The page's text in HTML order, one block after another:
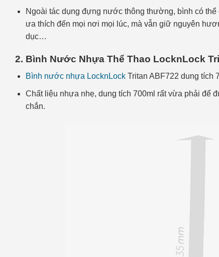
Ngoài tác dụng đựng nước thông thường, bình có
ưa thích đến mọi nơi mọi lúc, mà vẫn giữ nguyên
dục…
2. Bình Nước Nhựa Thể Thao LocknLock
Bình nước nhựa LocknLockTritan ABF722 dung tích
Chất liệu nhựa nhẹ, dung tích 700ml rất vừa phải để
chắn.